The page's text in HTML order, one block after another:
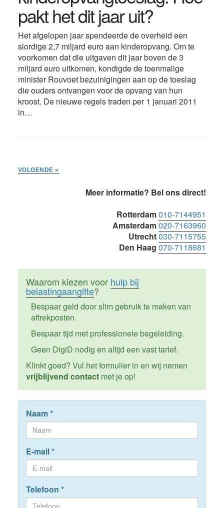
pakt het dit jaar uit?
Het afgelopen jaar spendeerde de overheid een
slordige 2,7 miljard euro aan kinderopvang. Om te
voorkomen dat die uitgaven dit jaar boven de 3
miljard euro uitkomen, kondigde de toenmalige
minister Rouvoet bezuinigingen aan op de toeslag
die ouders ontvangen voor de opvang van hun
kroost. De nieuwe regels traden per 1 januari 2011
in…
VOLGENDE »
Meer informatie? Bel ons direct!
Rotterdam010-7144951
Amsterdam020-7163960
Utrecht030-7115755
Den Haag 070-7118681
Waarom kiezen voor hulp bij
belastingaangifte?
Bespaar geld door slim gebruik te maken van
aftrekposten.
Bespaar tijd met professionele begeleiding.
Geen DigiD nodig en altijd een vast tarief.
Klinkt goed? Vul het formulier in en wij nemen
vrijblijvend contactmet je op!
Naam*
E-mail*
Telefoon *